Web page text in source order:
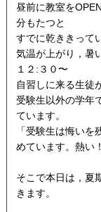
昼前に教室を
分もたつと
すでに乾ききって
気温が上がり，暑
１２:３０〜
自習しに来る生徒
受験生以外の学年
ています。
「受験生は悔い
めています。熱い！
そこで本日は，夏
きます。